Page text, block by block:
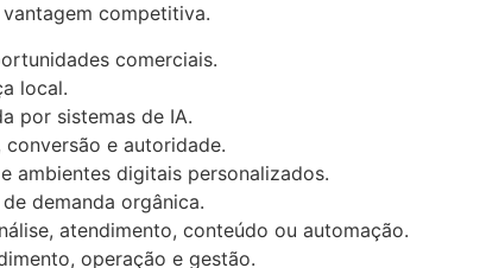
competitiva.
comerciais.
local.
por sistemas de IA.
e autoridade.
ambientes digitais personalizados.
demanda orgânica.
atendimento, conteúdo ou automação.
operação e gestão.